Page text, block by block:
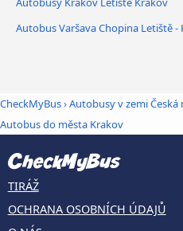
Autobus Varšava Chopina Letiště -
CheckMyBus›Autobusy v zemi Česká
Autobus do města Krakov
TIRÁŽ
OCHRANA OSOBNÍCH ÚDAJŮ